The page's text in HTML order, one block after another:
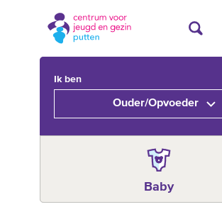
Ik ben
Ouder/Opvoeder
Baby